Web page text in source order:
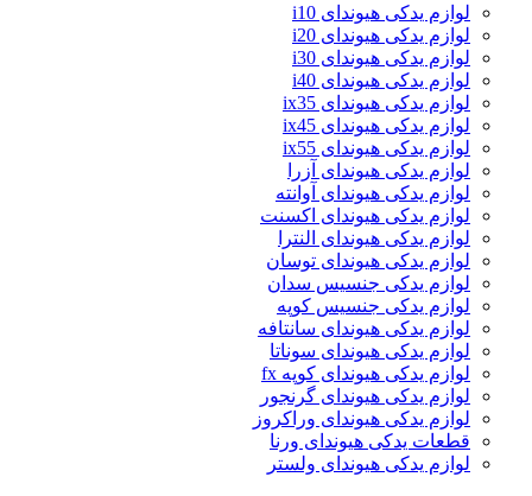
لوازم یدکی هیوندای i10
لوازم یدکی هیوندای i20
لوازم یدکی هیوندای i30
لوازم یدکی هیوندای i40
لوازم یدکی هیوندای ix35
لوازم یدکی هیوندای ix45
لوازم یدکی هیوندای ix55
لوازم یدکی هیوندای آزرا
لوازم یدکی هیوندای آوانته
لوازم یدکی هیوندای اکسنت
لوازم یدکی هیوندای النترا
لوازم یدکی هیوندای توسان
لوازم یدکی جنسیس سدان
لوازم یدکی جنسیس کوپه
لوازم یدکی هیوندای سانتافه
لوازم یدکی هیوندای سوناتا
لوازم یدکی هیوندای کوپه fx
لوازم یدکی هیوندای گرنجور
لوازم یدکی هیوندای وراکروز
قطعات یدکی هیوندای ورنا
لوازم یدکی هیوندای ولستر